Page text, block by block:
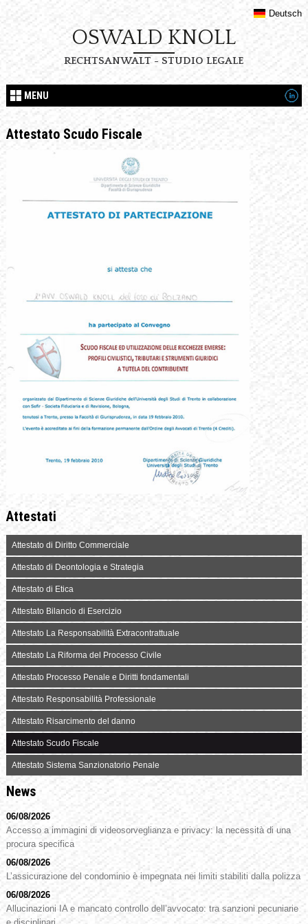
Deutsch
OSWALD KNOLL
RECHTSANWALT - STUDIO LEGALE
MENU
Attestato Scudo Fiscale
Attestati
Attestato di Diritto Commerciale
Attestato di Deontologia e Strategia
Attestato di Etica
Attestato Bilancio di Esercizio
Attestato La Responsabilità Extracontrattuale
Attestato La Riforma del Processo Civile
Attestato Processo Penale e Diritti fondamentali
Attestato Responsabilità Professionale
Attestato Risarcimento del danno
Attestato Scudo Fiscale
Attestato Sistema Sanzionatorio Penale
News
06/08/2026
Accesso a immagini di videosorveglianza e privacy: la necessità di una
procura specifica
06/08/2026
L’assicurazione del condominio è impegnata nei limiti stabiliti dalla polizza
06/08/2026
Allucinazioni IA e mancato controllo dell’avvocato: tra sanzioni pecuniarie